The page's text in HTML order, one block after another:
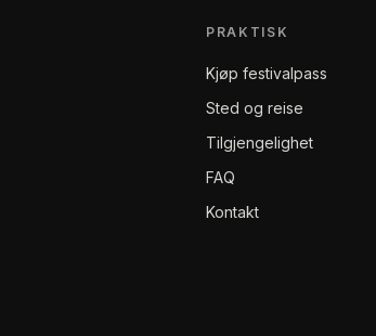
PRAKTISK
Kjøp festivalpass
Sted og reise
Tilgjengelighet
FAQ
Kontakt